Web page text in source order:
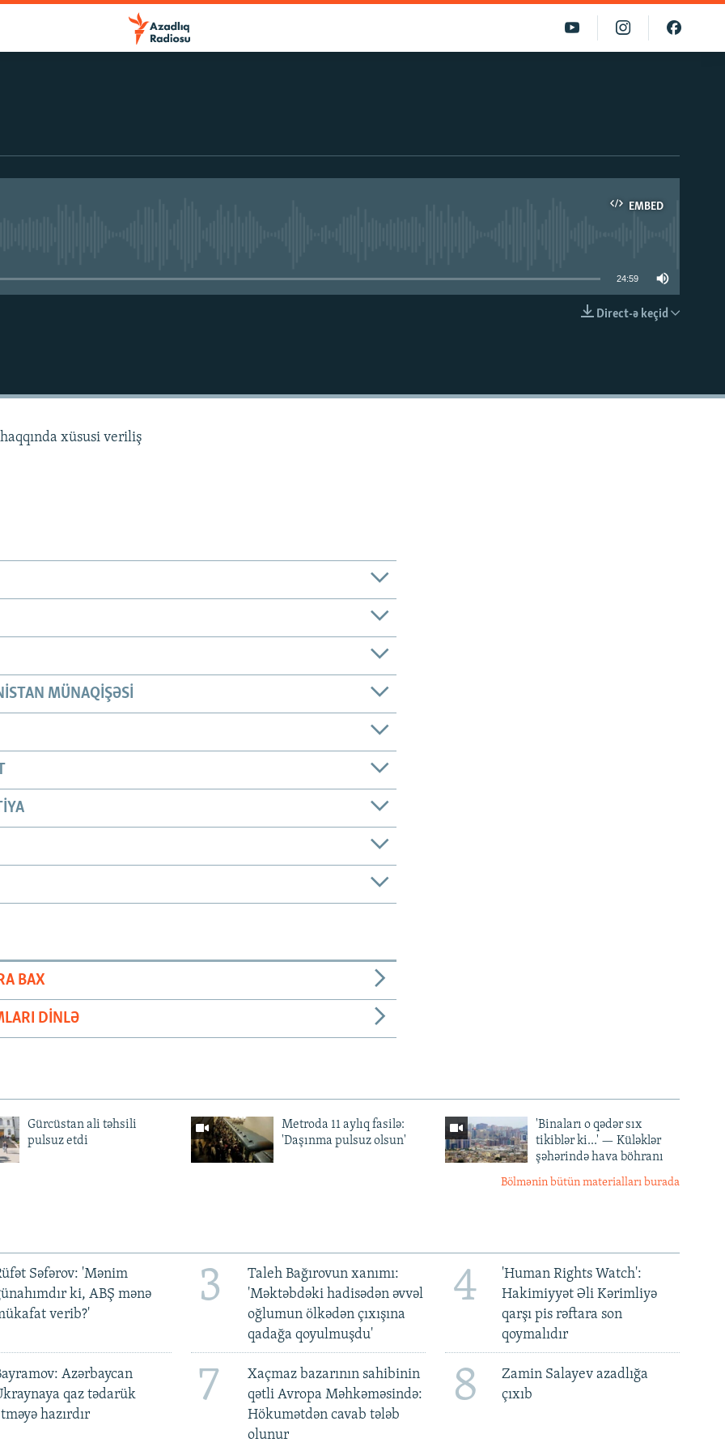
EMBED
24:59
Direct-ə keçid
xüsusi veriliş
MÜNAQIŞƏSI
BAX
DINLƏ
Gürcüstan ali təhsili
pulsuz etdi
Metroda 11 aylıq fasilə:
'Daşınma pulsuz olsun'
'Binaları o qədər sıx
tikiblər ki...' — Küləklər
şəhərində hava böhranı
Bölmənin bütün materialları burada
Səfərov: 'Mənim
ki, ABŞ mənə
verib?'
3
Taleh Bağırovun xanımı:
'Məktəbdəki hadisədən əvvəl
oğlumun ölkədən çıxışına
qadağa qoyulmuşdu'
4
'Human Rights Watch':
Hakimiyyət Əli Kərimliyə
qarşı pis rəftara son
qoymalıdır
Azərbaycan
qaz tədarük
hazırdır
7
Xaçmaz bazarının sahibinin
qətli Avropa Məhkəməsində:
Hökumətdən cavab tələb
olunur
8
Zamin Salayev azadlığa
çıxıb